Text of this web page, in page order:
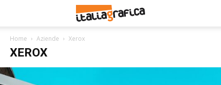
Home Aziende Xerox
XEROX